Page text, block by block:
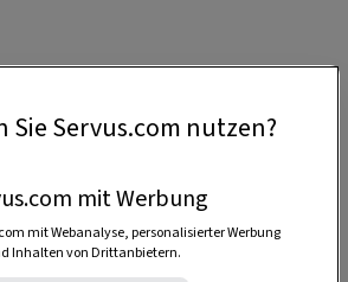
Sie Servus.com nutzen?
mit Werbung
mit Webanalyse, personalisierter Werbung
Inhalten von Drittanbietern.